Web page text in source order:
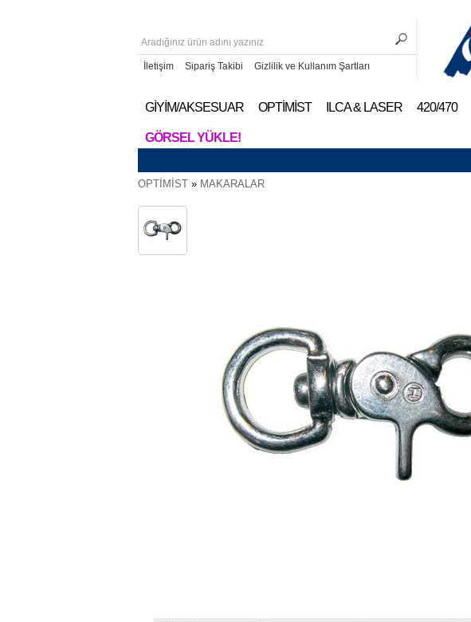
İletişim Sipariş Takibi Gizlilik ve Kullanım Şartları
GİYİM/AKSESUAR OPTİMİST ILCA & LASER 420/470
GÖRSEL YÜKLE!
OPTİMİST» MAKARALAR